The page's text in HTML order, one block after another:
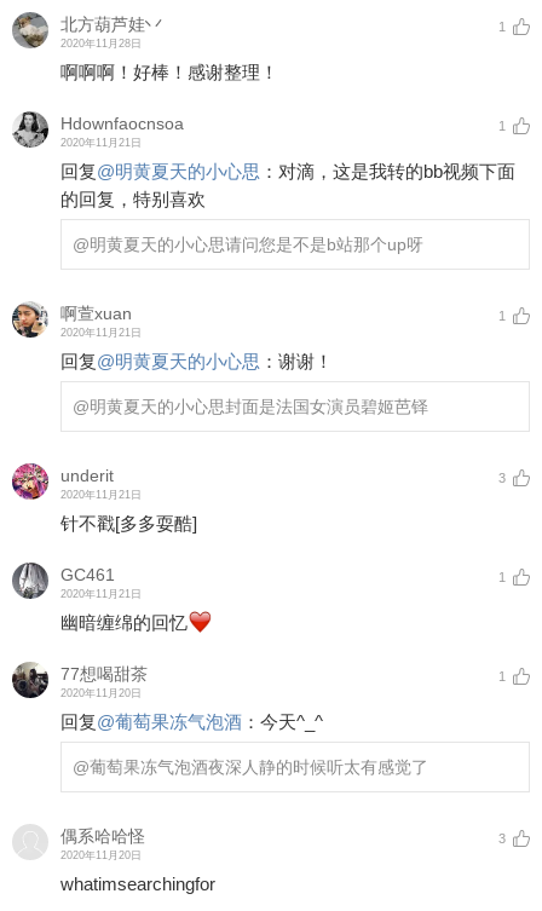
北方葫芦娃丷
2020年11月28日
1
啊啊啊！好棒！感谢整理！
Hdownfaocnsoa
2020年11月21日
1
回复@明黄夏天的小心思 ： 对滴，这是我转的bb视频下面
的回复，特别喜欢
@明黄夏天的小心思请问您是不是b站那个up呀
啊萱xuan
2020年11月21日
1
回复@明黄夏天的小心思 ： 谢谢！
@明黄夏天的小心思封面是法国女演员碧姬芭铎
underit
2020年11月21日
3
针不戳[多多耍酷]
GC461
2020年11月21日
1
幽暗缠绵的回忆
77想喝甜茶
2020年11月20日
1
回复@葡萄果冻气泡酒 ： 今天^_^
@葡萄果冻气泡酒夜深人静的时候听太有感觉了
偶系哈哈怪
2020年11月20日
3
whatimsearchingfor